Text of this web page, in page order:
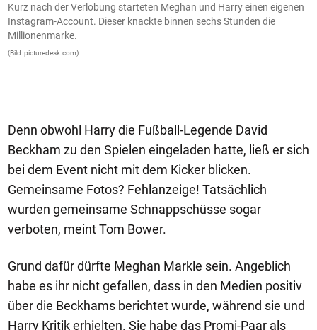
Kurz nach der Verlobung starteten Meghan und Harry einen eigenen
Instagram-Account. Dieser knackte binnen sechs Stunden die
Millionenmarke.
(Bild: picturedesk.com)
Denn obwohl Harry die Fußball-Legende David
Beckham zu den Spielen eingeladen hatte, ließ er sich
bei dem Event nicht mit dem Kicker blicken.
Gemeinsame Fotos? Fehlanzeige! Tatsächlich
wurden gemeinsame Schnappschüsse sogar
verboten, meint Tom Bower.
Grund dafür dürfte Meghan Markle sein. Angeblich
habe es ihr nicht gefallen, dass in den Medien positiv
über die Beckhams berichtet wurde, während sie und
Harry Kritik erhielten. Sie habe das Promi-Paar als